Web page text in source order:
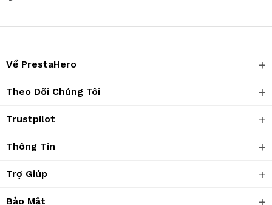
Về PrestaHero
Theo Dõi Chúng Tôi
Trustpilot
Thông Tin
Trợ Giúp
Bảo Mật